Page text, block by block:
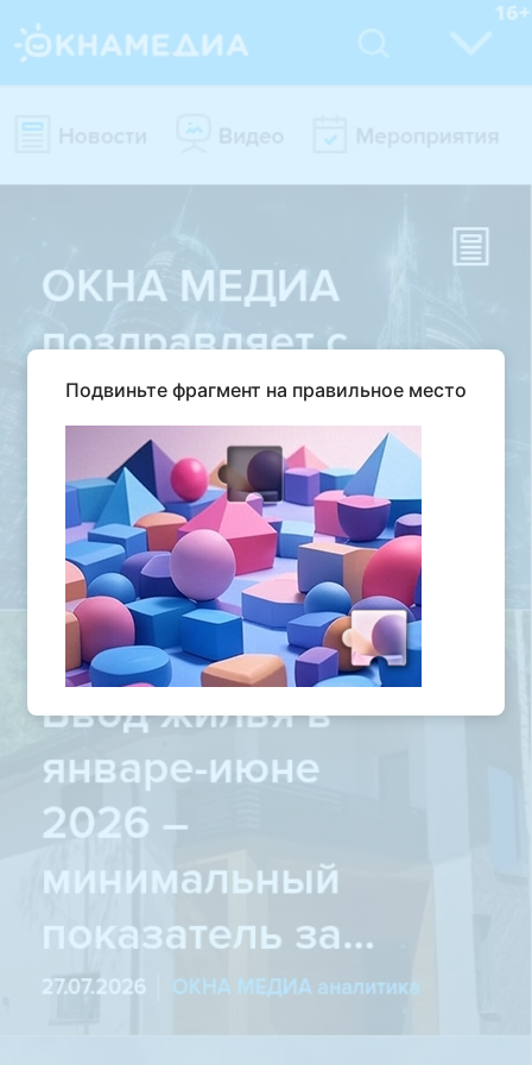
Подвиньте фрагмент на правильное место